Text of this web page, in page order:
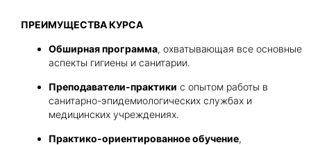
ПРЕИМУЩЕСТВА КУРСА
Обширная программа, охватывающая все основные
аспекты гигиены и санитарии.
Преподаватели-практики с опытом работы в
санитарно-эпидемиологических службах и
медицинских учреждениях.
Практико-ориентированное обучение,